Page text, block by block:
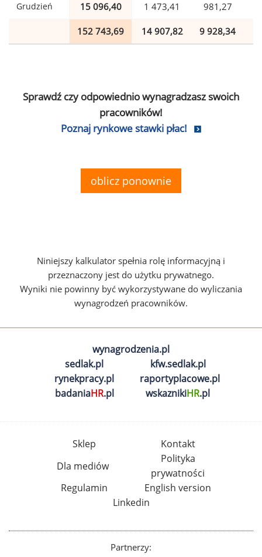
Grudzień 15 096,40 1 473,41 981,27
152 743,69 14 907,82 9 928,34
Sprawdź czy odpowiednio wynagradzasz swoich
pracowników!
Poznaj rynkowe stawki płac!
oblicz ponownie
Niniejszy kalkulator spełnia rolę informacyjną i
przeznaczony jest do użytku prywatnego.
Wyniki nie powinny być wykorzystywane do wyliczania
wynagrodzeń pracowników.
wynagrodzenia.pl
sedlak.pl
kfw.sedlak.pl
rynekpracy.pl
raportyplacowe.pl
badaniaHR.pl wskaznikiHR.pl
Sklep
Kontakt
Dla mediów
Polityka
prywatności
Regulamin
English version
Linkedin
Partnerzy: